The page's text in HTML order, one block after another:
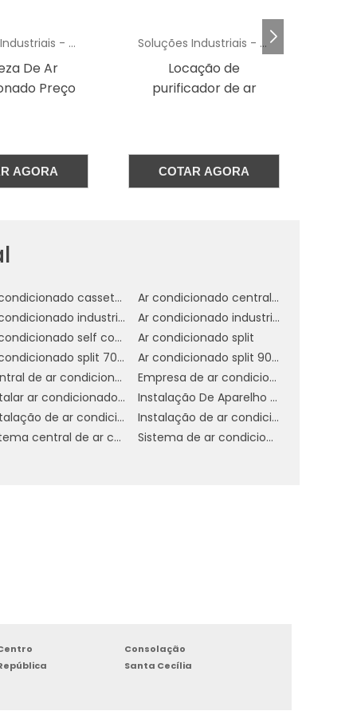
Soluções Industriais - AC
de
de ar
AGORA
Soluções Industriais - AC
Climatizador
Evaporativo
COTAR AGORA
Ar condicionado cassete 1 via
Ar condicionado central industrial
Ar condicionado industrial
Ar condicionado industrial campinas
Ar condicionado self contained preço
Ar condicionado split
Ar condicionado split 7000 btus
Ar condicionado split 9000 btus inverter
Central de ar condicionado industrial
Empresa de ar condicionado central
Instalar ar condicionado americana
Instalação De Aparelho De Refrigeração
Instalação de ar condicionado daikin
Instalação de ar condicionado em sp
Sistema central de ar condicionado
Sistema de ar condicionado industrial
Consolação
Santa Cecília